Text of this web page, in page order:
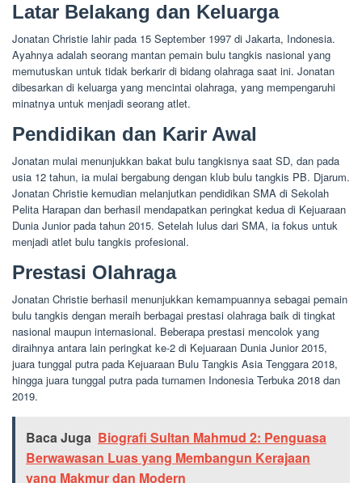
Latar Belakang dan Keluarga
Jonatan Christie lahir pada 15 September 1997 di Jakarta, Indonesia.
Ayahnya adalah seorang mantan pemain bulu tangkis nasional yang
memutuskan untuk tidak berkarir di bidang olahraga saat ini. Jonatan
dibesarkan di keluarga yang mencintai olahraga, yang mempengaruhi
minatnya untuk menjadi seorang atlet.
Pendidikan dan Karir Awal
Jonatan mulai menunjukkan bakat bulu tangkisnya saat SD, dan pada
usia 12 tahun, ia mulai bergabung dengan klub bulu tangkis PB. Djarum.
Jonatan Christie kemudian melanjutkan pendidikan SMA di Sekolah
Pelita Harapan dan berhasil mendapatkan peringkat kedua di Kejuaraan
Dunia Junior pada tahun 2015. Setelah lulus dari SMA, ia fokus untuk
menjadi atlet bulu tangkis profesional.
Prestasi Olahraga
Jonatan Christie berhasil menunjukkan kemampuannya sebagai pemain
bulu tangkis dengan meraih berbagai prestasi olahraga baik di tingkat
nasional maupun internasional. Beberapa prestasi mencolok yang
diraihnya antara lain peringkat ke-2 di Kejuaraan Dunia Junior 2015,
juara tunggal putra pada Kejuaraan Bulu Tangkis Asia Tenggara 2018,
hingga juara tunggal putra pada turnamen Indonesia Terbuka 2018 dan
2019.
Baca Juga Biografi Sultan Mahmud 2: Penguasa
Berwawasan Luas yang Membangun Kerajaan
yang Makmur dan Modern